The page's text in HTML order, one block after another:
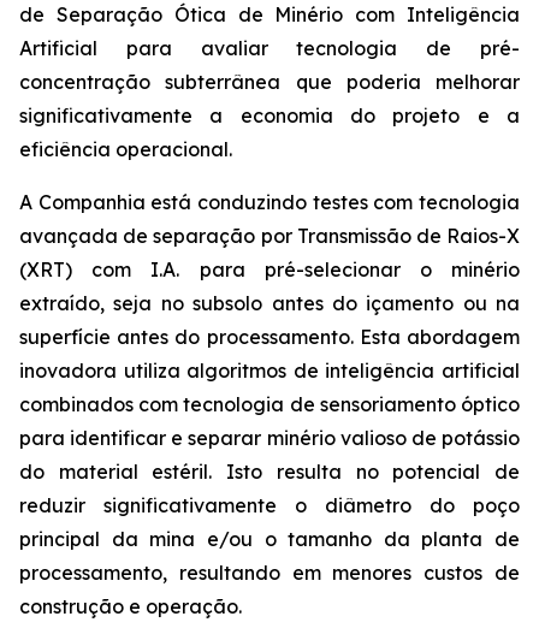
de Separação Ótica de Minério com Inteligência
Artificial para avaliar tecnologia de pré-
concentração subterrânea que poderia melhorar
significativamente a economia do projeto e a
eficiência operacional.
A Companhia está conduzindo testes com tecnologia
avançada de separação por Transmissão de Raios-X
(XRT) com I.A. para pré-selecionar o minério
extraído, seja no subsolo antes do içamento ou na
superfície antes do processamento. Esta abordagem
inovadora utiliza algoritmos de inteligência artificial
combinados com tecnologia de sensoriamento óptico
para identificar e separar minério valioso de potássio
do material estéril. Isto resulta no potencial de
reduzir significativamente o diâmetro do poço
principal da mina e/ou o tamanho da planta de
processamento, resultando em menores custos de
construção e operação.